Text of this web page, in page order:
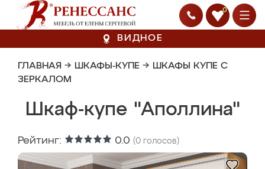
0
ВИДНОЕ
ГЛАВНАЯ → ШКАФЫ-КУПЕ → ШКАФЫ КУПЕ С
ЗЕРКАЛОМ
Шкаф-купе "Аполлина"
Рейтинг: 0.0 (0 голосов)